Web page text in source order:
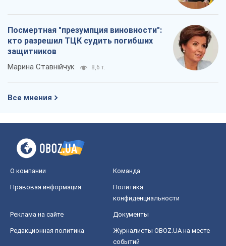
Посмертная "презумпция виновности":
кто разрешил ТЦК судить погибших
защитников
Марина Ставнійчук 8,6 т.
Все мнения
О компании Команда
Правовая информация
Политика
конфиденциальности
Реклама на сайте Документы
Редакционная политика
Журналисты OBOZ.UA на месте
событий